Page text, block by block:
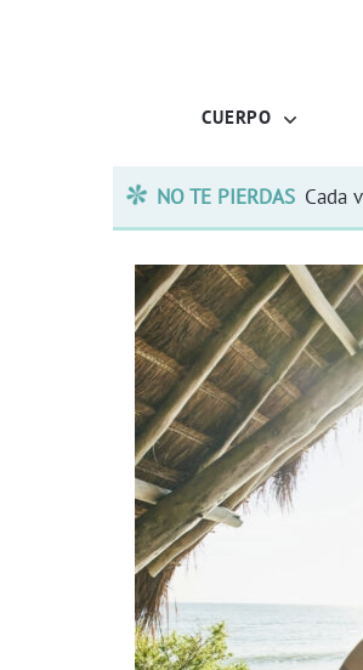
CUERPO
NO TE PIERDAS Cada